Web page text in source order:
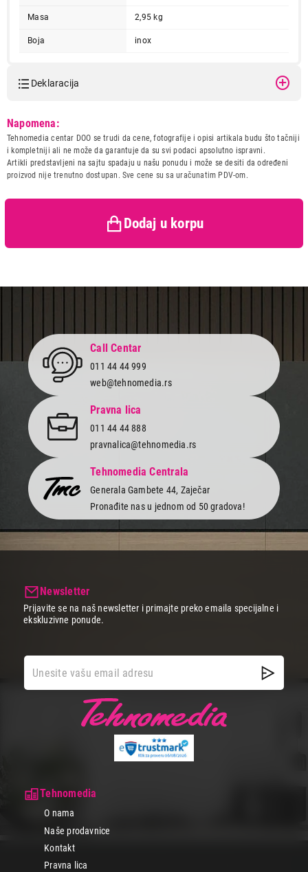
Masa 2,95 kg
Boja inox
Deklaracija
Naziv i vrsta robe:
BLENDER
Uvoznik:
Tehnomedia centar doo
Zemlja porekla:
Kina
kupaca po osnovu zakona o
Napomena:
Tehnomedia centar DOO se trudi da cene, fotografije i opisi artikala budu što tačniji
i kompletniji ali ne može da garantuje da su svi podaci apsolutno ispravni.
Artikli predstavljeni na sajtu spadaju u našu ponudu i može se desiti da određeni
proizvod nije trenutno dostupan. Sve cene su sa uračunatim PDV-om.
Dodaj u korpu
6.990,00
BLENDERI
ELECTROLUX E4TB1-6ST
Proizvod je dodat u korpu.
Ukupno u korpi:0,00
Call Centar
011 44 44 999
web@tehnomedia.rs
Pravna lica
011 44 44 888
pravnalica@tehnomedia.rs
Tehnomedia Centrala
Generala Gambete 44, Zaječar
Pronađite nas u jednom od 50 gradova!
Tehnomedia
O nama
Naše prodavnice
Kontakt
Pravna lica
Newsletter
Prijavite se na naš newsletter i primajte preko emaila specijalne i
ekskluzivne ponude.